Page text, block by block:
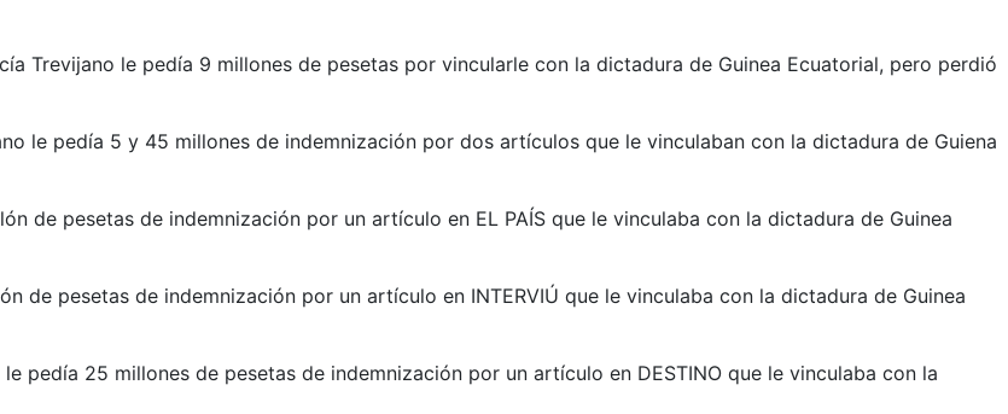
Trevijano le pedía 9 millones de pesetas por vincularle con la dictadura de Guinea Ecuatorial, pero perdió
le pedía 5 y 45 millones de indemnización por dos artículos que le vinculaban con la dictadura de Guiena
de pesetas de indemnización por un artículo en EL PAÍS que le vinculaba con la dictadura de Guinea
de pesetas de indemnización por un artículo en INTERVIÚ que le vinculaba con la dictadura de Guinea
le pedía 25 millones de pesetas de indemnización por un artículo en DESTINO que le vinculaba con la